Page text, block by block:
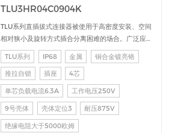
TLU3HR04C0904K
TLU系列直插拔式连接器被使用于高密度安装、空间
相对狭小及旋转方式插合分离困难的场合。广泛应用
于电台设备、加固计算机、医疗设备、测试检测设
备、音频视频设备、数据采集、工业控制等场合的交
直流、高速、射频、光纤等的信号连接传输。
TLU系列 IP68 金属 铜合金镀亮铬
推拉自锁 插座 4芯
单芯负载电流6.3A 工作电压250V
9号壳体 壳体定位3 耐压875V
绝缘电阻大于5000欧姆